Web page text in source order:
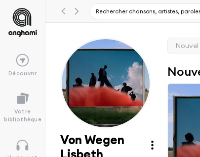
Découvrir
Votre
bibliothèque
Von Wegen
Nouvel